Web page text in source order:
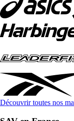
Découvrir toutes nos